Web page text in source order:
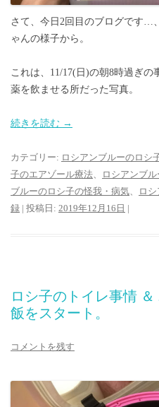
さて、今日2回目のブログです…
ゃんの様子から。
これは、11/17(日)の朝8時過ぎの
薬を飲ませる所だった写真。
続きを読む →
カテゴリー: ロシアンブルーのロシ
子のエアゾール療法、 ロシアンブ
ブルーのロシ子の怪我・病気、
ロ
録 | 投稿日: 2019年12月16日 |
ロシ子のトイレ事情
飯をスタート。
コメントを残す